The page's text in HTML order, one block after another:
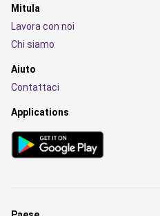
Mitula
Lavora con noi
Chi siamo
Aiuto
Contattaci
Applications